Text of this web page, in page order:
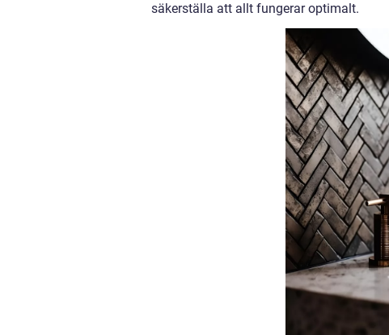
säkerställa att allt fungerar optimalt.